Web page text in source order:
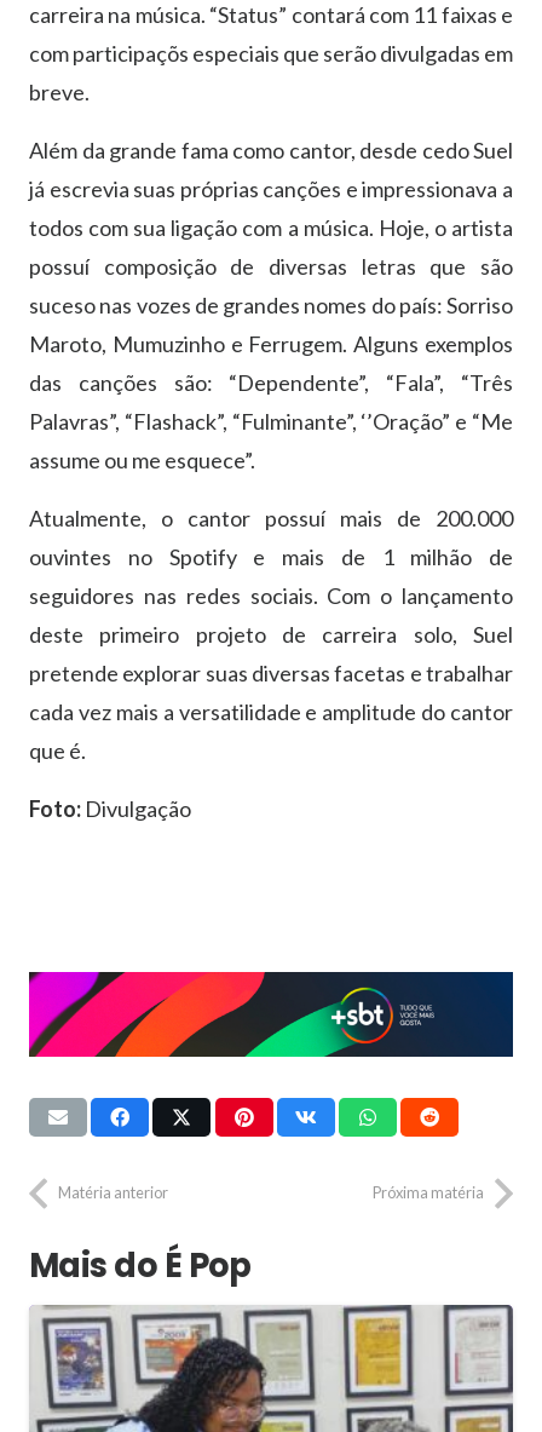
carreira na música. “Status” contará com 11 faixas e
com participaçõs especiais que serão divulgadas em
breve.
Além da grande fama como cantor, desde cedo Suel
já escrevia suas próprias canções e impressionava a
todos com sua ligação com a música. Hoje, o artista
possuí composição de diversas letras que são
suceso nas vozes de grandes nomes do país: Sorriso
Maroto, Mumuzinho e Ferrugem. Alguns exemplos
das canções são: “Dependente”, “Fala”, “Três
Palavras”, “Flashack”, “Fulminante”, ‘’Oração” e “Me
assume ou me esquece”.
Atualmente, o cantor possuí mais de 200.000
ouvintes no Spotify e mais de 1 milhão de
seguidores nas redes sociais. Com o lançamento
deste primeiro projeto de carreira solo, Suel
pretende explorar suas diversas facetas e trabalhar
cada vez mais a versatilidade e amplitude do cantor
que é.
Foto: Divulgação
Matéria anterior Próxima matéria
Mais do É Pop